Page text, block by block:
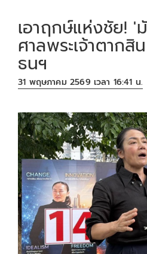
เอาฤกษ์แห่งชัย! '
ศาลพระเจ้าตาก
ธนฯ
31 พฤษภาคม 2569 เวลา 16:41 น.